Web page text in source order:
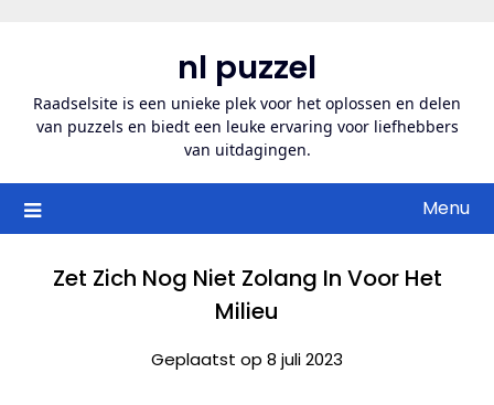
inhoud
nl puzzel
Raadselsite is een unieke plek voor het oplossen en delen
van puzzels en biedt een leuke ervaring voor liefhebbers
van uitdagingen.
Menu
Zet Zich Nog Niet Zolang In Voor Het
Milieu
Geplaatst op 8 juli 2023